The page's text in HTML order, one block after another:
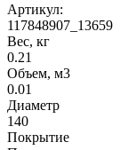
Артикул:
117848907_13659
Вес, кг
0.21
Объем, м3
0.01
Диаметр
140
Покрытие